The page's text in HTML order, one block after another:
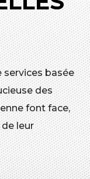
services basée
des
font face,
leur